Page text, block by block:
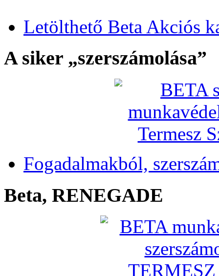
Letölthető Beta Akciós
A siker „szerszámolása”
Fogadalmakból,
Beta, RENEGADE